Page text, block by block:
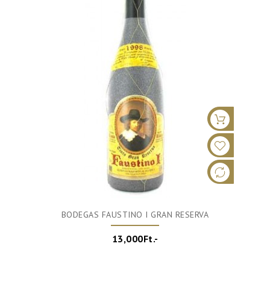
BODEGAS FAUSTINO I GRAN RESERVA
13,000Ft.-